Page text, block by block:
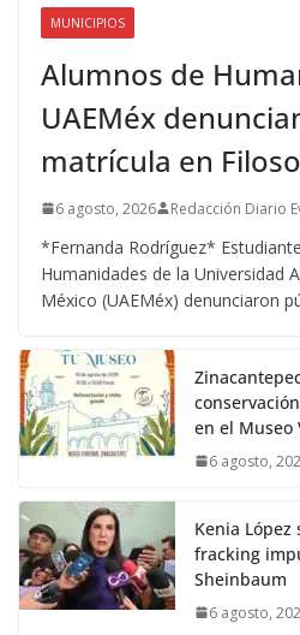
MUNICIPIOS
Alumnos de
UAEMéx
matrícula en
6 agosto, 2026 Redacción Diario
*Fernanda Rodríguez*
Humanidades de la Universidad
México (UAEMéx) denunciaron
en el Museo
6 agosto,
Kenia
fracking
Sheinbaum
6 agosto,